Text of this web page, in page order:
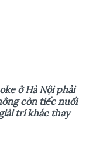
ởHà Nội phải
còn tiếc nuối
ải trí khác thay